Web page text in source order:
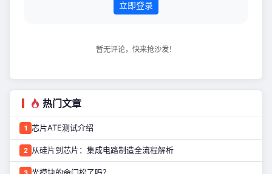
立即登录
暂无评论，快来抢沙发！
热门文章
1 芯片ATE测试介绍
2 从硅片到芯片：集成电路制造全流程解析